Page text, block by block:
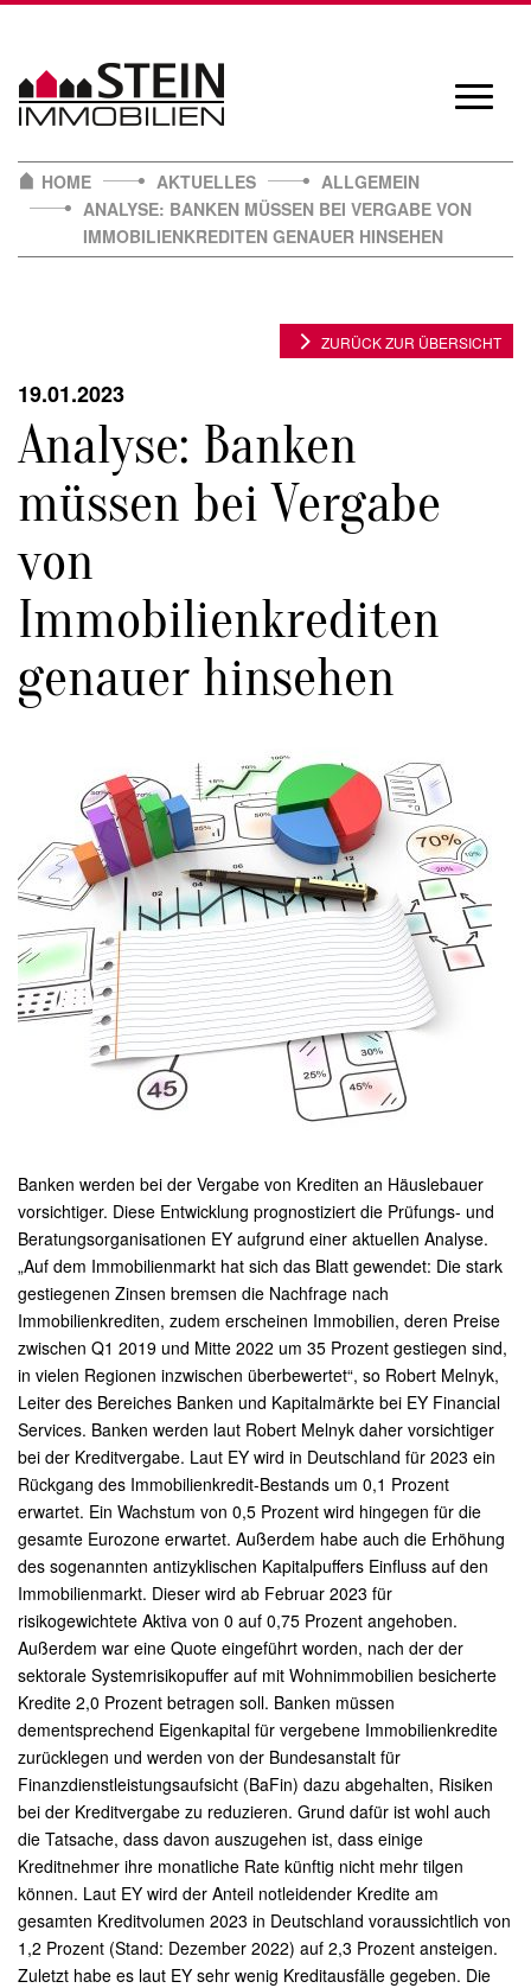
content
HOME
AKTUELLES
ALLGEMEIN
ANALYSE: BANKEN MÜSSEN BEI VERGABE VON
IMMOBILIENKREDITEN GENAUER HINSEHEN
19.01.2023
Analyse: Banken
müssen bei Vergabe
von
Immobilienkrediten
genauer hinsehen
ZURÜCK ZUR ÜBERSICHT
Banken werden bei der Vergabe von Krediten an Häuslebauer
vorsichtiger. Diese Entwicklung prognostiziert die Prüfungs- und
Beratungsorganisationen EY aufgrund einer aktuellen Analyse.
„Auf dem Immobilienmarkt hat sich das Blatt gewendet: Die stark
gestiegenen Zinsen bremsen die Nachfrage nach
Immobilienkrediten, zudem erscheinen Immobilien, deren Preise
zwischen Q1 2019 und Mitte 2022 um 35 Prozent gestiegen sind,
in vielen Regionen inzwischen überbewertet“, so Robert Melnyk,
Leiter des Bereiches Banken und Kapitalmärkte bei EY Financial
Services. Banken werden laut Robert Melnyk daher vorsichtiger
bei der Kreditvergabe. Laut EY wird in Deutschland für 2023 ein
Rückgang des Immobilienkredit-Bestands um 0,1 Prozent
erwartet. Ein Wachstum von 0,5 Prozent wird hingegen für die
gesamte Eurozone erwartet. Außerdem habe auch die Erhöhung
des sogenannten antizyklischen Kapitalpuffers Einfluss auf den
Immobilienmarkt. Dieser wird ab Februar 2023 für
risikogewichtete Aktiva von 0 auf 0,75 Prozent angehoben.
Außerdem war eine Quote eingeführt worden, nach der der
sektorale Systemrisikopuffer auf mit Wohnimmobilien besicherte
Kredite 2,0 Prozent betragen soll. Banken müssen
dementsprechend Eigenkapital für vergebene Immobilienkredite
zurücklegen und werden von der Bundesanstalt für
Finanzdienstleistungsaufsicht (BaFin) dazu abgehalten, Risiken
bei der Kreditvergabe zu reduzieren. Grund dafür ist wohl auch
die Tatsache, dass davon auszugehen ist, dass einige
Kreditnehmer ihre monatliche Rate künftig nicht mehr tilgen
können. Laut EY wird der Anteil notleidender Kredite am
gesamten Kreditvolumen 2023 in Deutschland voraussichtlich von
1,2 Prozent (Stand: Dezember 2022) auf 2,3 Prozent ansteigen.
Zuletzt habe es laut EY sehr wenig Kreditausfälle gegeben. Die